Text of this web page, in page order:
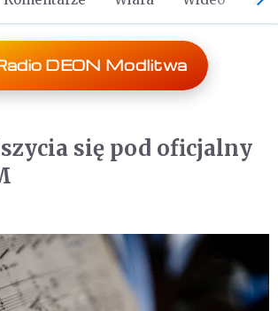
DEON Modlitwa
się pod oficjalny